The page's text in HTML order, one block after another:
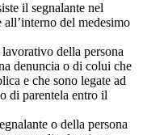
il segnalante nel
all’interno del medesimo
della persona
denuncia o di colui che
e che sono legate ad
di parentela entro il
o della persona